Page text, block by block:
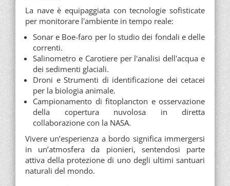
La nave è equipaggiata con tecnologie sofisticate
per monitorare l'ambiente in tempo reale:
Sonar e Boe-faro per lo studio dei fondali e delle
correnti.
Salinometro e Carotiere per l'analisi dell'acqua e
dei sedimenti glaciali.
Droni e Strumenti di identificazione dei cetacei
per la biologia animale.
Campionamento di fitoplancton e osservazione
della copertura nuvolosa in diretta
collaborazione con la NASA.
Vivere un’esperienza a bordo significa immergersi
in un’atmosfera da pionieri, sentendosi parte
attiva della protezione di uno degli ultimi santuari
naturali del mondo.